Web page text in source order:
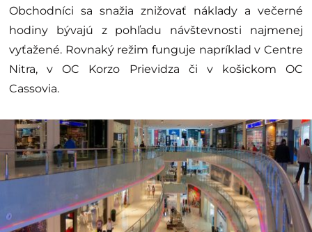
Obchodníci sa snažia znižovať náklady a večerné
hodiny bývajú z pohľadu návštevnosti najmenej
vyťažené. Rovnaký režim funguje napríklad v Centre
Nitra, v OC Korzo Prievidza či v košickom OC
Cassovia.